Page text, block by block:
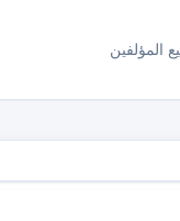
المؤلفين